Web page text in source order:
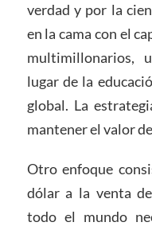
verdad y por la
en la cama con el
multimillonarios,
lugar de la
global. La
mantener el valor
Otro enfoque
dólar a la venta
todo el mundo